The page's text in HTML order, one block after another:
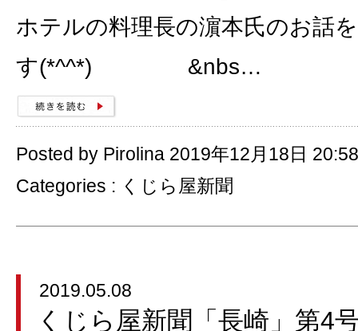
ホテルの料理長の濵本氏のお話
す(*^^*) &nbs…
Posted by Pirolina 2019年12月18日 20:58
Categories : くじら屋新聞
2019.05.08
くじら屋新聞「長崎」第4